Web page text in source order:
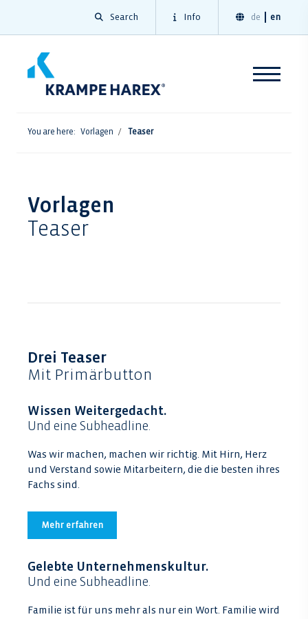
Search Info de en
You are here: Vorlagen Teaser
Vorlagen
Teaser
Drei Teaser
Mit Primärbutton
Wissen Weitergedacht.
Und eine Subheadline.
Was wir machen, machen wir richtig. Mit Hirn, Herz
und Verstand sowie Mitarbeitern, die die besten ihres
Fachs sind.
Mehr erfahren
Gelebte Unternehmenskultur.
Und eine Subheadline.
Familie ist für uns mehr als nur ein Wort. Familie wird